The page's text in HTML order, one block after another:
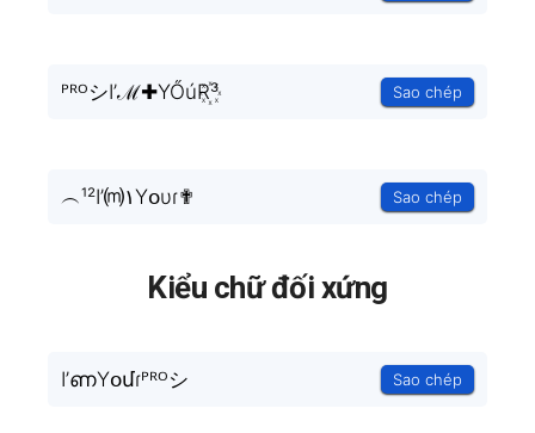
ᴾᴿᴼシI’ℳ✚YŐúR꙰³ Sao chép
︵¹²I’⒨۱Yօυɾ✟ Sao chép
Kiểu chữ đối xứng
I’ണYօմɾᴾᴿᴼシ Sao chép